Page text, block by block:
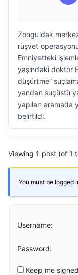
Zonguldak
rüşvet
Emniyetteki
yaşındaki doktor
düşürtme”
yandan suçüstü
yapılan aramada
belirtildi.
Viewing 1 post (of 1
You must be logged
Username:
Password:
Keep me